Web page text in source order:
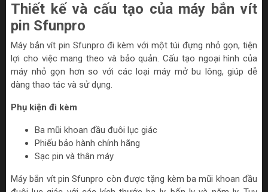
Thiết kế và cấu tạo của máy bắn vít
pin Sfunpro
Máy bắn vít pin Sfunpro đi kèm với một túi đựng nhỏ gọn, tiện
lợi cho việc mang theo và bảo quản. Cấu tạo ngoại hình của
máy nhỏ gọn hơn so với các loại máy mở bu lông, giúp dễ
dàng thao tác và sử dụng.
Phụ kiện đi kèm
Ba mũi khoan đầu đuôi lục giác
Phiếu bảo hành chính hãng
Sạc pin và thân máy
Máy bắn vít pin Sfunpro còn được tặng kèm ba mũi khoan đầu